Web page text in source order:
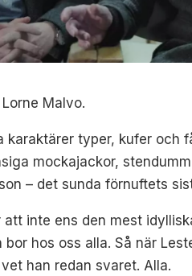
Malvo.
karaktärer typer, kufer
mockajackor,
– det sunda förnuftets
inte ens den mest
bor hos oss alla. Så när
han redan svaret. Alla.